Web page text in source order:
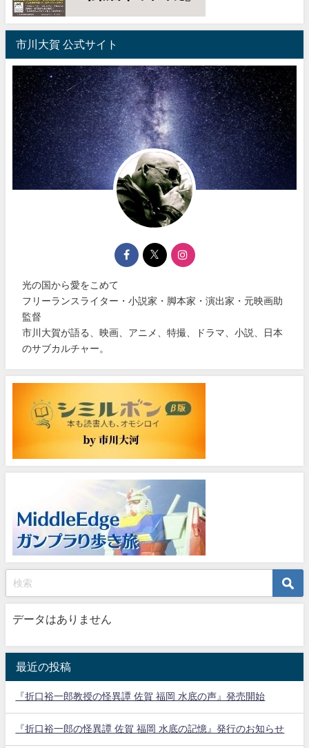
市川大賀 公式サイト
光の国から愛をこめて
フリーランスライター・小説家・脚本家・演出家・元映画助
監督
市川大賀が語る、映画、アニメ、特撮、ドラマ、小説、日本
のサブカルチャー。
データはありません
最近の投稿
『折口裕一郎教授の怪異譚 佐賀 福岡 水底の声』発売開始
『折口裕一郎の怪異譚 佐賀 福岡 水底の記憶』発行のお知らせ